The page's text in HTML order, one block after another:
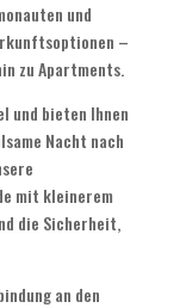
und
–
zu Apartments.
und bieten Ihnen
Nacht nach
mit kleinerem
die Sicherheit,
an den